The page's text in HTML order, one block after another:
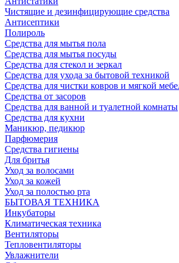
Чистящие и дезинфицирующие средства
Антисептики
Полироль
Средства для мытья пола
Средства для мытья посуды
Средства для стекол и зеркал
Средства для ухода за бытовой техникой
Средства для чистки ковров и мягкой
Средства от засоров
Средства для ванной и туалетной комнаты
Средства для кухни
Маникюр, педикюр
Парфюмерия
Средства гигиены
Для бритья
Уход за волосами
Уход за кожей
Уход за полостью рта
БЫТОВАЯ ТЕХНИКА
Инкубаторы
Климатическая техника
Вентиляторы
Тепловентиляторы
Увлажнители